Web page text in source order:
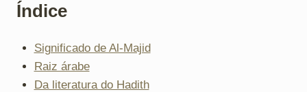
Índice
Significado de Al-Majid
Raiz árabe
Da literatura do Hadith